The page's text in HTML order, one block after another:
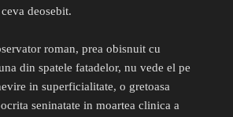
deosebit.
roman, prea obisnuit cu
din spatele fatadelor, nu vede el pe
in superficialitate, o gretoasa
seninatate in moartea clinica a